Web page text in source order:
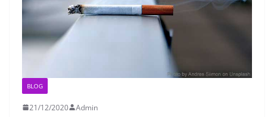
BLOG
21/12/2020 Admin